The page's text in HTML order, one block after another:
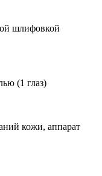
шлифовкой
(1 глаз)
кожи, аппарат